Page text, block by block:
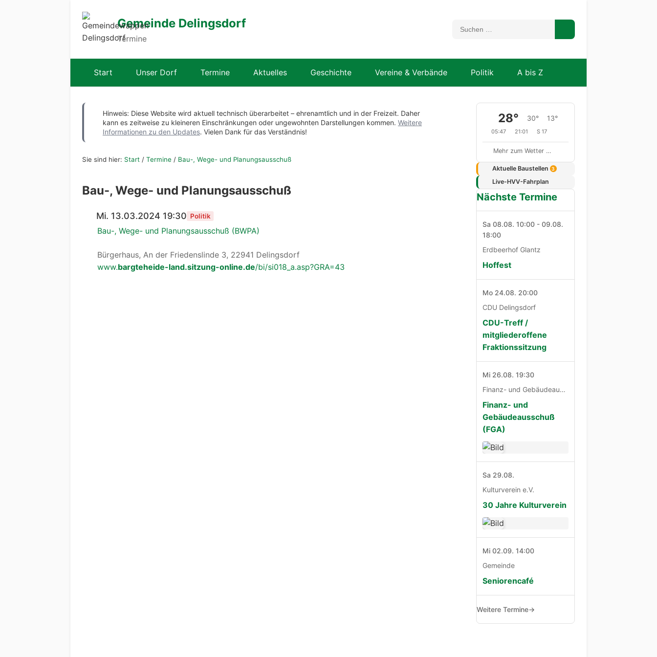
Gemeinde Delingsdorf
Termine
Start Unser Dorf Termine Aktuelles Geschichte Vereine & Verbände Politik A bis Z
Hinweis: Diese Website wird aktuell technisch überarbeitet – ehrenamtlich und in der Freizeit. Daher
kann es zeitweise zu kleineren Einschränkungen oder ungewohnten Darstellungen kommen. Weitere
Informationen zu den Updates. Vielen Dank für das Verständnis!
Sie sind hier: Start / Termine / Bau-, Wege- und Planungsausschuß
Bau-, Wege- und Planungsausschuß
Mi. 13.03.2024 19:30 Politik
Bau-, Wege- und Planungsausschuß (BWPA)
Bürgerhaus, An der Friedenslinde 3, 22941 Delingsdorf
www.bargteheide-land.sitzung-online.de/bi/si018_a.asp?GRA=43
28° 30° 13°
05:47 21:01 S 17
Mehr zum Wetter …
Aktuelle Baustellen 3
Live-HVV-Fahrplan
Nächste Termine
Sa 08.08. 10:00 - 09.08.
18:00
Erdbeerhof Glantz
Hoffest
Mo 24.08. 20:00
CDU Delingsdorf
CDU-Treff /
mitgliederoffene
Fraktionssitzung
Mi 26.08. 19:30
Finanz- und Gebäudeausschuß
Finanz- und
Gebäudeausschuß
(FGA)
Sa 29.08.
Kulturverein e.V.
30 Jahre Kulturverein
Mi 02.09. 14:00
Gemeinde
Seniorencafé
Weitere Termine→